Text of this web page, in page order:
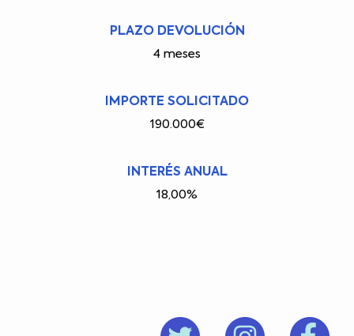
PLAZO DEVOLUCIÓN
4 meses
IMPORTE SOLICITADO
190.000€
INTERÉS ANUAL
18,00%